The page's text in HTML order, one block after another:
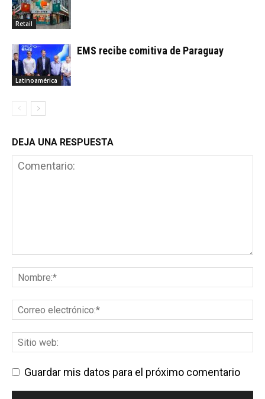
Retail
Latinoamérica
EMS recibe comitiva de Paraguay
DEJA UNA RESPUESTA
Guardar mis datos para el próximo comentario